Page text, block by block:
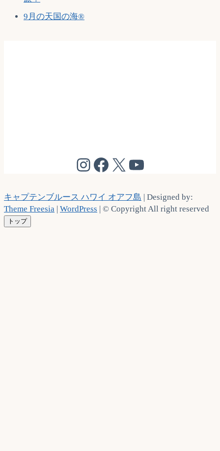
9月の天国の海®
@cptbruce_hi
@cptbrucehi
@cptbruce_hi
キャプテンブルース ハワイ オアフ島 | Designed by:
Theme Freesia | WordPress | © Copyright All right reserved
トップ